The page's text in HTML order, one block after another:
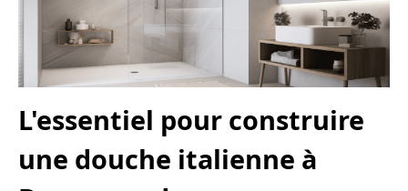
L'essentiel pour construire
une douche italienne à